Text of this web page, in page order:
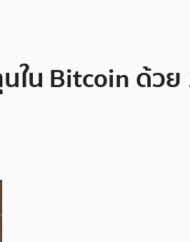
ใน Bitcoin ด้ว